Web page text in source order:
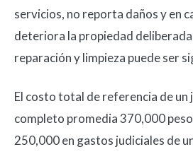
servicios, no reporta daños y en
deteriora la propiedad
reparación y limpieza puede ser
El costo total de referencia de
completo promedia 370,000
250,000 en gastos judiciales de